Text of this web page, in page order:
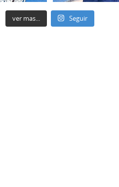
ver mas... Seguir